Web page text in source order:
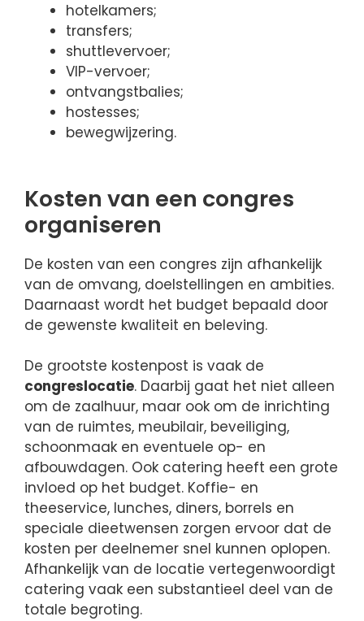
hotelkamers;
transfers;
shuttlevervoer;
VIP-vervoer;
ontvangstbalies;
hostesses;
bewegwijzering.
Kosten van een congres
organiseren
De kosten van een congres zijn afhankelijk
van de omvang, doelstellingen en ambities.
Daarnaast wordt het budget bepaald door
de gewenste kwaliteit en beleving.
De grootste kostenpost is vaak de
congreslocatie. Daarbij gaat het niet alleen
om de zaalhuur, maar ook om de inrichting
van de ruimtes, meubilair, beveiliging,
schoonmaak en eventuele op- en
afbouwdagen. Ook catering heeft een grote
invloed op het budget. Koffie- en
theeservice, lunches, diners, borrels en
speciale dieetwensen zorgen ervoor dat de
kosten per deelnemer snel kunnen oplopen.
Afhankelijk van de locatie vertegenwoordigt
catering vaak een substantieel deel van de
totale begroting.